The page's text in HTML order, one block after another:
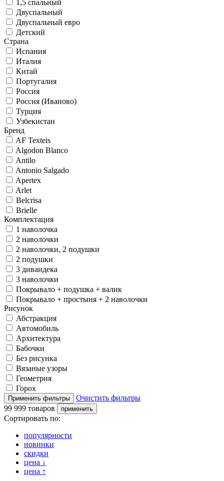
1,5 спальный
Двуспальный
Двуспальный евро
Детский
Страна
Испания
Италия
Китай
Португалия
Россия
Россия (Иваново)
Турция
Узбекистан
Бренд
AF Texteis
Algodon Blanco
Antilo
Antonio Salgado
Apertex
Arlet
Belcrisa
Brielle
Комплектация
1 наволочка
2 наволочки
2 наволочки, 2 подушки
2 подушки
3 дивандека
3 наволочки
Покрывало + подушка + валик
Покрывало + простыня + 2 наволочки
Рисунок
Абстракция
Автомобиль
Архитектура
Бабочки
Без рисунка
Вязаные узоры
Геометрия
Горох
Очистить фильтры
99 999 товаров
Сортировать по:
популярности
новинки
скидки
цена ↓
цена ↑